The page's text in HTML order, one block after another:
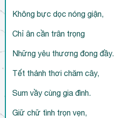
Không bực dọc nóng giận,
Chỉ ân cần trân trọng
Những yêu thương đong đầy.
Tết thảnh thơi chăm cây,
Sum vầy cùng gia đình.
Giữ chữ tình trọn vẹn,